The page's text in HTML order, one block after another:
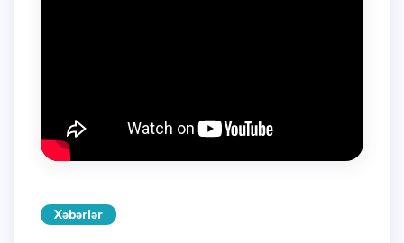
Xəbərlər